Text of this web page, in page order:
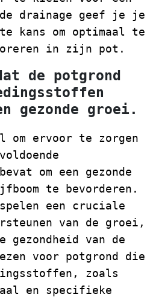
drainage geef je je
kans om optimaal te
in zijn pot.
de potgrond
gezonde groei.
om ervoor te zorgen
om een gezonde
te bevorderen.
een cruciale
van de groei,
gezondheid van de
voor potgrond die
zoals
en specifieke